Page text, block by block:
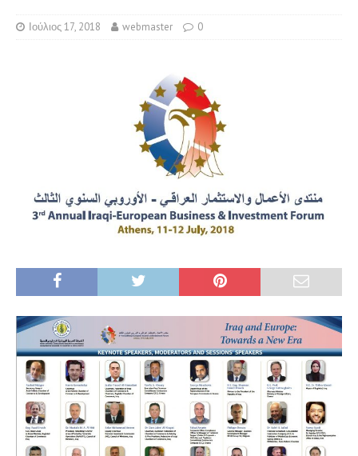
Ιούλιος 17, 2018 webmaster 0